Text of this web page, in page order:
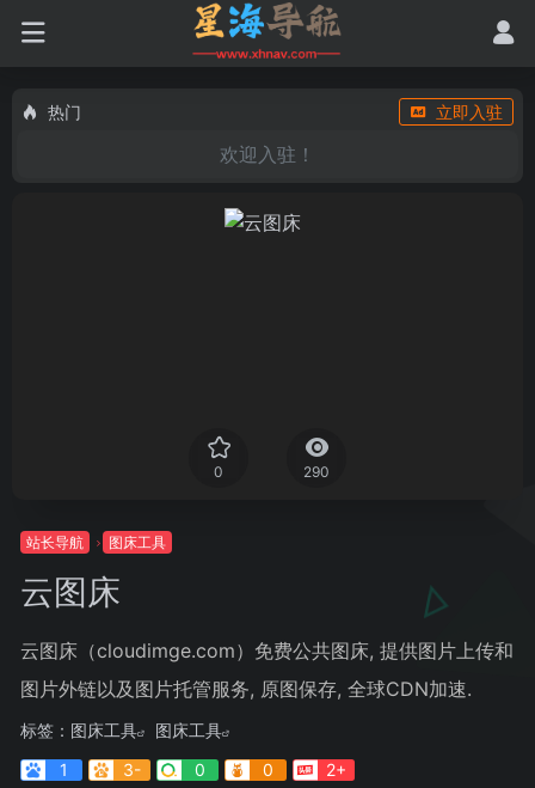
热门 立即入驻
欢迎入驻！
0 290
站长导航 图床工具
云图床
云图床（cloudimge.com）免费公共图床, 提供图片上传和
图片外链以及图片托管服务, 原图保存, 全球CDN加速.
标签： 图床工具
图床工具
1
3- 0 0 2+